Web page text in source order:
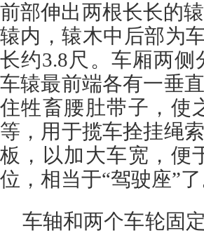
前部伸出两根长长的
辕内，辕木中后部为
长约3.8尺。车厢两
车辕最前端各有一垂
住牲畜腰肚带子，使
等，用于揽车拴挂绳
板，以加大车宽，便
位，相当于“驾驶座”了
车轴和两个车轮固